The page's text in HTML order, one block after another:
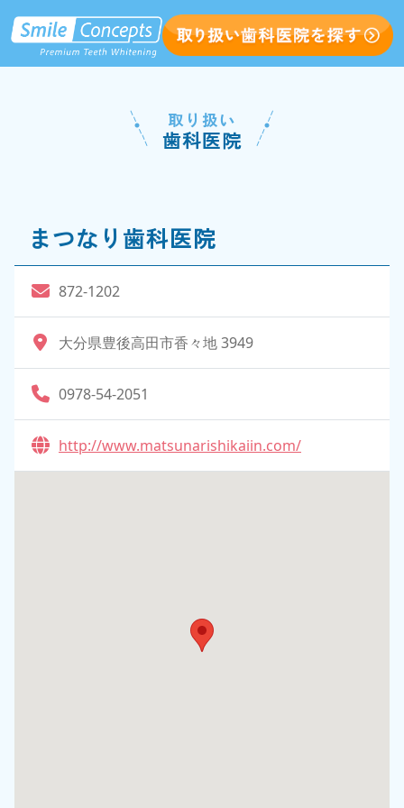
取り扱い
歯科医院
まつなり歯科医院
872-1202
大分県豊後高田市香々地 3949
0978-54-2051
http://www.matsunarishikaiin.com/